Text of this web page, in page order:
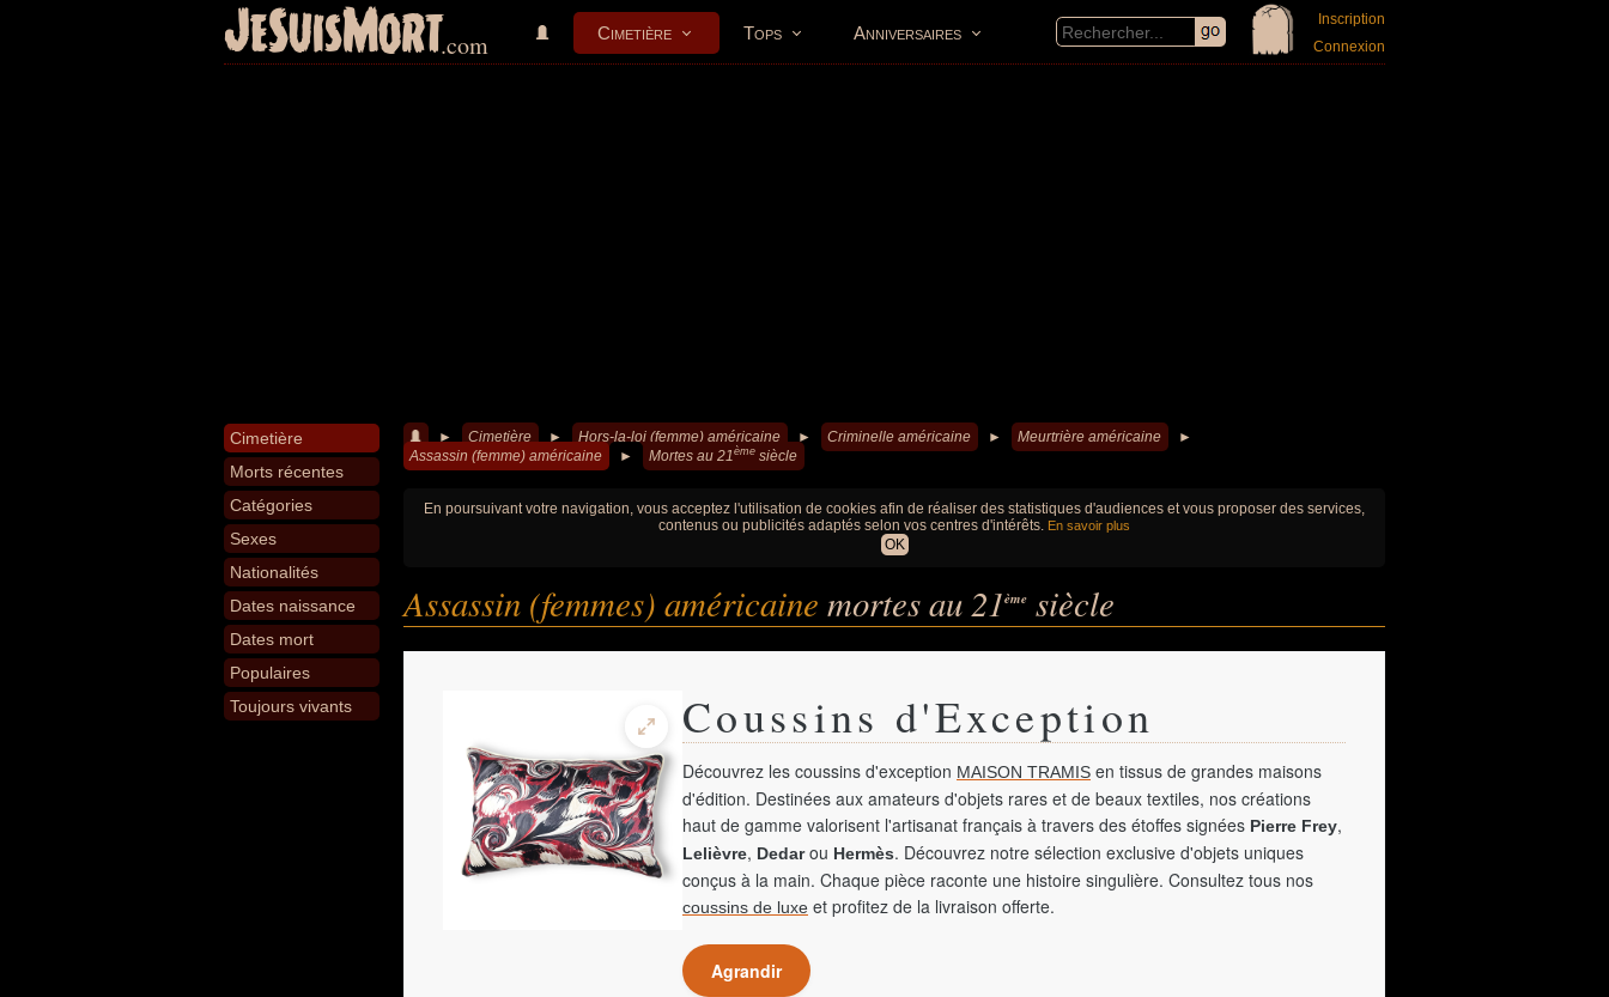
JeSuisMort.com Cimetière Tops Anniversaires
Inscription
Connexion
Cimetière
Morts récentes
Catégories
Sexes
Nationalités
Dates naissance
Dates mort
Populaires
Toujours vivants
► Cimetière ► Hors-la-loi (femme) américaine ► Criminelle américaine ► Meurtrière américaine
►
Assassin (femme) américaine
► Mortes au 21ème siècle
En poursuivant votre navigation, vous acceptez l'utilisation de cookies afin de réaliser des statistiques d'audiences et vous proposer des services,
contenus ou publicités adaptés selon vos centres d'intérêts. En savoir plus
OK
Assassin (femmes) américaine mortes au 21ème siècle
Coussins d'Exception
Découvrez les coussins d'exception MAISON TRAMIS en tissus de grandes maisons
d'édition. Destinées aux amateurs d'objets rares et de beaux textiles, nos créations
haut de gamme valorisent l'artisanat français à travers des étoffes signées Pierre Frey,
Lelièvre, Dedarou Hermès. Découvrez notre sélection exclusive d'objets uniques
conçus à la main. Chaque pièce raconte une histoire singulière. Consultez tous nos
coussins de luxe et profitez de la livraison offerte.
Agrandir